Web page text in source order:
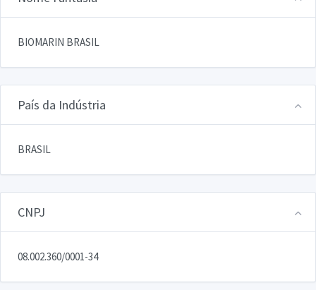
BIOMARIN BRASIL
País da Indústria
BRASIL
CNPJ
08.002.360/0001-34